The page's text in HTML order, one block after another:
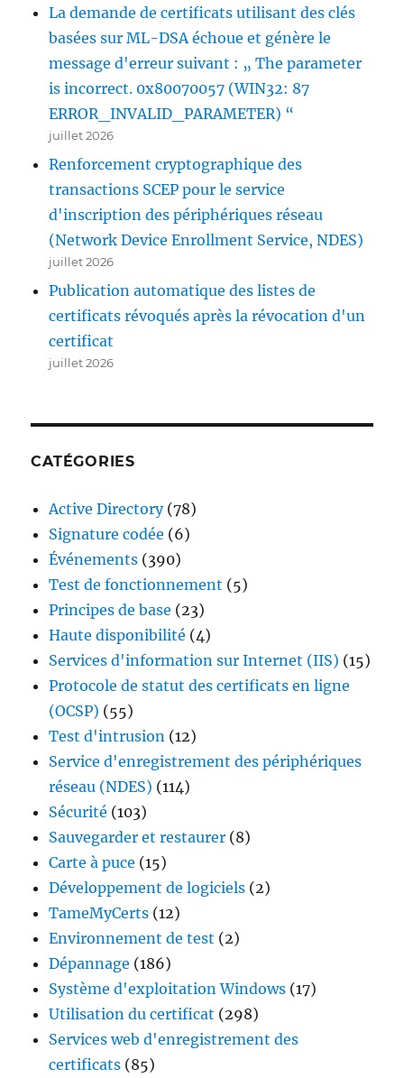
La demande de certificats utilisant des clés
basées sur ML-DSA échoue et génère le
message d'erreur suivant : „ The parameter
is incorrect. 0x80070057 (WIN32: 87
ERROR_INVALID_PARAMETER) “
juillet 2026
Renforcement cryptographique des
transactions SCEP pour le service
d'inscription des périphériques réseau
(Network Device Enrollment Service, NDES)
juillet 2026
Publication automatique des listes de
certificats révoqués après la révocation d'un
certificat
juillet 2026
CATÉGORIES
Active Directory(78)
Signature codée (6)
Événements (390)
Test de fonctionnement (5)
Principes de base (23)
Haute disponibilité (4)
Services d'information sur Internet (IIS) (15)
Protocole de statut des certificats en ligne
(OCSP) (55)
Test d'intrusion (12)
Service d'enregistrement des périphériques
réseau (NDES) (114)
Sécurité (103)
Sauvegarder et restaurer (8)
Carte à puce (15)
Développement de logiciels (2)
TameMyCerts (12)
Environnement de test (2)
Dépannage (186)
Système d'exploitation Windows (17)
Utilisation du certificat (298)
Services web d'enregistrement des
certificats (85)